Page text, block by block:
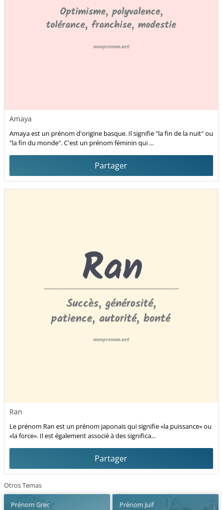
Amaya
Amaya est un prénom d'origine basque. Il signifie "la fin de la nuit" ou
"la fin du monde". C'est un prénom féminin qui ...
Partager
Ran
Le prénom Ran est un prénom japonais qui signifie «la puissance» ou
«la force». Il est également associé à des significa...
Partager
Otros Temas
Prénom Grec Prénom Juif